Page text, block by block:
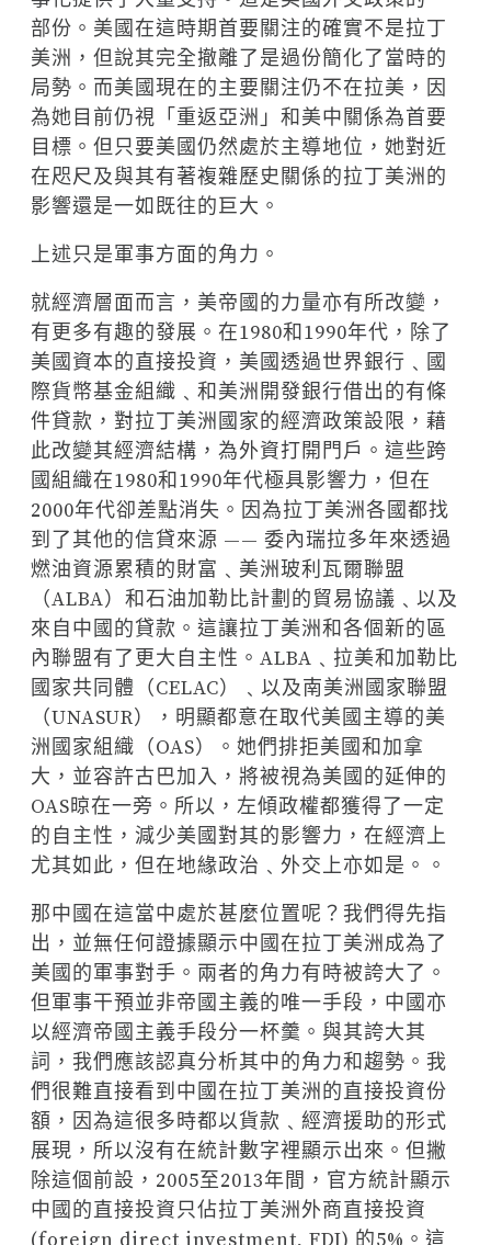
部份。美國在這時期首要關注的確實不是拉丁
美洲，但說其完全撤離了是過份簡化了當時的
局勢。而美國現在的主要關注仍不在拉美，因
為她目前仍視「重返亞洲」和美中關係為首要
目標。但只要美國仍然處於主導地位，她對近
在咫尺及與其有著複雜歷史關係的拉丁美洲的
影響還是一如既往的巨大。
上述只是軍事方面的角力。
就經濟層面而言，美帝國的力量亦有所改變，
有更多有趣的發展。在1980和1990年代，除了
美國資本的直接投資，美國透過世界銀行﹑國
際貨幣基金組織﹑和美洲開發銀行借出的有條
件貸款，對拉丁美洲國家的經濟政策設限，藉
此改變其經濟結構，為外資打開門戶。這些跨
國組織在1980和1990年代極具影響力，但在
2000年代卻差點消失。因為拉丁美洲各國都找
到了其他的信貸來源 —— 委內瑞拉多年來透過
燃油資源累積的財富﹑美洲玻利瓦爾聯盟
（ALBA）和石油加勒比計劃的貿易協議﹑以及
來自中國的貸款。這讓拉丁美洲和各個新的區
內聯盟有了更大自主性。ALBA﹑拉美和加勒比
國家共同體（CELAC）﹑以及南美洲國家聯盟
（UNASUR），明顯都意在取代美國主導的美
洲國家組織（OAS）。她們排拒美國和加拿
大，並容許古巴加入，將被視為美國的延伸的
OAS晾在一旁。所以，左傾政權都獲得了一定
的自主性，減少美國對其的影響力，在經濟上
尤其如此，但在地緣政治﹑外交上亦如是。。
那中國在這當中處於甚麼位置呢？我們得先指
出，並無任何證據顯示中國在拉丁美洲成為了
美國的軍事對手。兩者的角力有時被誇大了。
但軍事干預並非帝國主義的唯一手段，中國亦
以經濟帝國主義手段分一杯羹。與其誇大其
詞，我們應該認真分析其中的角力和趨勢。我
們很難直接看到中國在拉丁美洲的直接投資份
額，因為這很多時都以貨款﹑經濟援助的形式
展現，所以沒有在統計數字裡顯示出來。但撇
除這個前設，2005至2013年間，官方統計顯示
中國的直接投資只佔拉丁美洲外商直接投資